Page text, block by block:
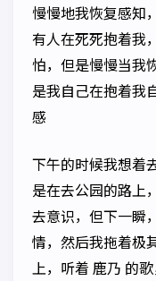
慢慢地我恢复感知
有人在死死抱着我
怕，但是慢慢当我
是我自己在抱着我
感
下午的时候我想着
是在去公园的路上
去意识，但下一瞬
情，然后我拖着极
上，听着 鹿乃 的